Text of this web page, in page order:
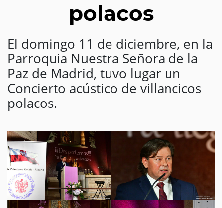
polacos
El domingo 11 de diciembre, en la
Parroquia Nuestra Señora de la
Paz de Madrid, tuvo lugar un
Concierto acústico de villancicos
polacos.